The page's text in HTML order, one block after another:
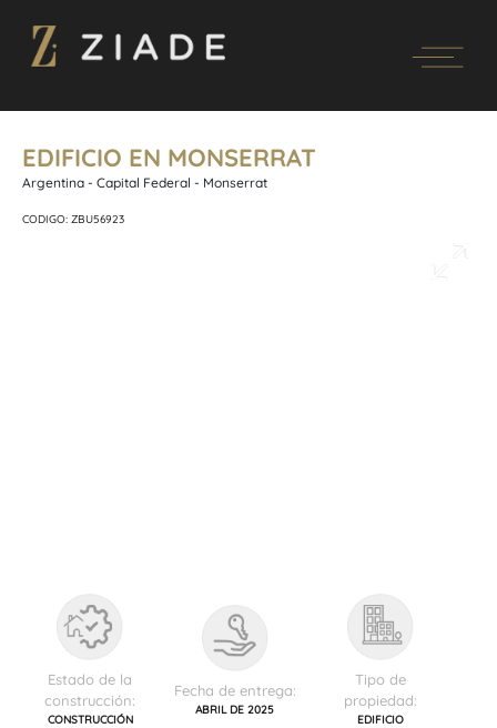
EDIFICIO EN MONSERRAT
Argentina - Capital Federal - Monserrat
CODIGO: ZBU56923
Estado de la
construcción:
CONSTRUCCIÓN
Fecha de entrega:
ABRIL DE 2025
Tipo de
propiedad:
EDIFICIO